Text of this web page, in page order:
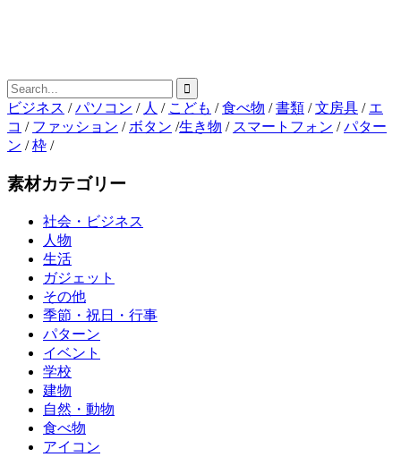
ビジネス /パソコン / 人 / こども /食べ物 /書類 /文房具 / エ
コ / ファッション / ボタン /生き物 / スマートフォン /パター
ン /枠 /
素材カテゴリー
社会・ビジネス
人物
生活
ガジェット
その他
季節・祝日・行事
パターン
イベント
学校
建物
自然・動物
食べ物
アイコン